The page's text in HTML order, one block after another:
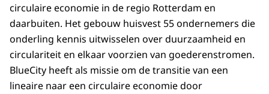
circulaire economie in de regio Rotterdam en
daarbuiten. Het gebouw huisvest 55 ondernemers die
onderling kennis uitwisselen over duurzaamheid en
circulariteit en elkaar voorzien van goederenstromen.
BlueCity heeft als missie om de transitie van een
lineaire naar een circulaire economie door